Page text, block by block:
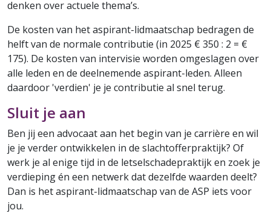
denken over actuele thema’s.
De kosten van het aspirant-lidmaatschap bedragen de
helft van de normale contributie (in 2025 € 350 : 2 = €
175). De kosten van intervisie worden omgeslagen over
alle leden en de deelnemende aspirant-leden. Alleen
daardoor 'verdien' je je contributie al snel terug.
Sluit je aan
Ben jij een advocaat aan het begin van je carrière en wil
je je verder ontwikkelen in de slachtofferpraktijk? Of
werk je al enige tijd in de letselschadepraktijk en zoek je
verdieping én een netwerk dat dezelfde waarden deelt?
Dan is het aspirant-lidmaatschap van de ASP iets voor
jou.